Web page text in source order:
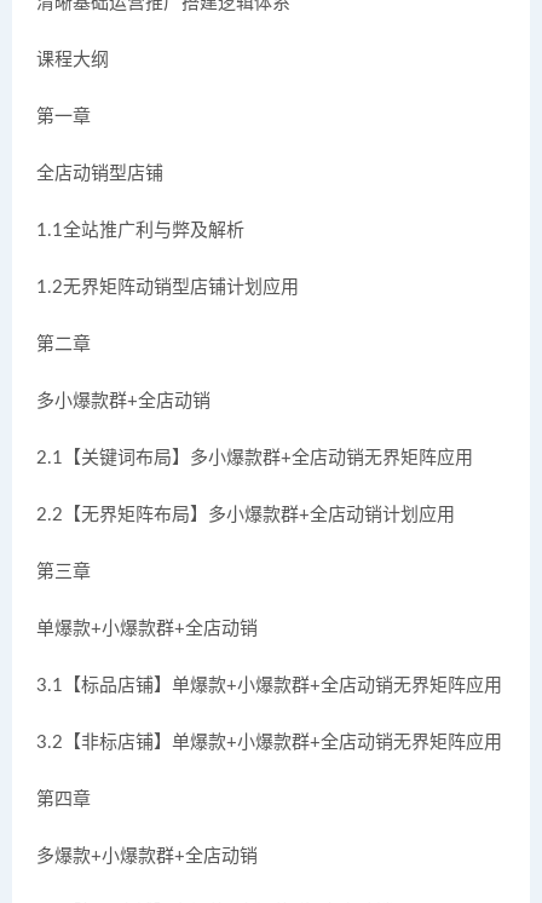
课程大纲
第一章
全店动销型店铺
1.1全站推广利与弊及解析
1.2无界矩阵动销型店铺计划应用
第二章
多小爆款群+全店动销
2.1【关键词布局】多小爆款群+全店动销无界矩阵应用
2.2【无界矩阵布局】多小爆款群+全店动销计划应用
第三章
单爆款+小爆款群+全店动销
3.1【标品店铺】单爆款+小爆款群+全店动销无界矩阵应用
3.2【非标店铺】单爆款+小爆款群+全店动销无界矩阵应用
第四章
多爆款+小爆款群+全店动销